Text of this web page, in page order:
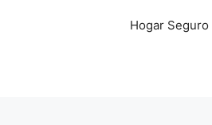
Hogar